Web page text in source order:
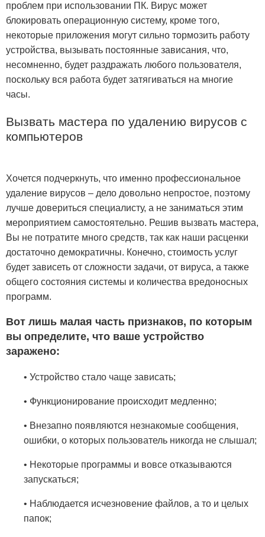
проблем при использовании ПК. Вирус может
блокировать операционную систему, кроме того,
некоторые приложения могут сильно тормозить работу
устройства, вызывать постоянные зависания, что,
несомненно, будет раздражать любого пользователя,
поскольку вся работа будет затягиваться на многие
часы.
Вызвать мастера по удалению вирусов с
компьютеров
Хочется подчеркнуть, что именно профессиональное
удаление вирусов – дело довольно непростое, поэтому
лучше довериться специалисту, а не заниматься этим
мероприятием самостоятельно. Решив вызвать мастера,
Вы не потратите много средств, так как наши расценки
достаточно демократичны. Конечно, стоимость услуг
будет зависеть от сложности задачи, от вируса, а также
общего состояния системы и количества вредоносных
программ.
Вот лишь малая часть признаков, по которым
вы определите, что ваше устройство
заражено:
• Устройство стало чаще зависать;
• Функционирование происходит медленно;
• Внезапно появляются незнакомые сообщения,
ошибки, о которых пользователь никогда не слышал;
• Некоторые программы и вовсе отказываются
запускаться;
• Наблюдается исчезновение файлов, а то и целых
папок;